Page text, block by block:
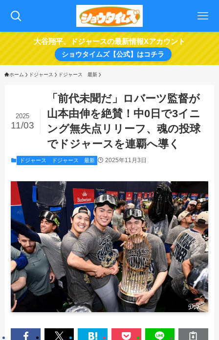
大谷翔平、ドジャースの最新情報Xアカウント
ショウタイムズ【公式】はコチラ
ホーム ドジャース ドジャース 最新
「前代未聞だ」ロバーツ監督が
山本由伸を絶賛！中0日で3イニ
ング無失点リリーフ、魂の投球
でドジャースを連覇へ導く
2025
11/03
ドジャース ドジャース 最新 2025年11月3日